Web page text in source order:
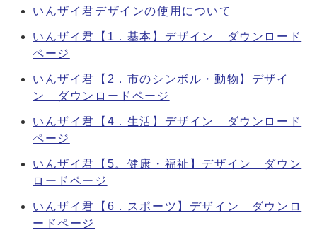
いんザイ君デザインの使用について
いんザイ君【1．基本】デザイン ダウンロード
ページ
いんザイ君【2．市のシンボル・動物】デザイ
ン ダウンロードページ
いんザイ君【4．生活】デザイン ダウンロード
ページ
いんザイ君【5。健康・福祉】デザイン ダウン
ロードページ
いんザイ君【6．スポーツ】デザイン ダウンロ
ードページ